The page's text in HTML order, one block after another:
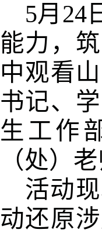
5月24
能力，
中观看
书记、
生工作
（处）
活动
动还原